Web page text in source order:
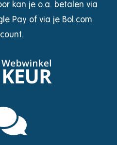
kan je o.a. betalen via
Pay of via je Bol.com